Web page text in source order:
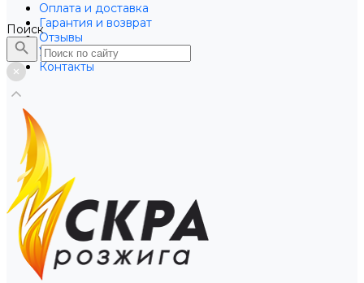
Оплата и доставка
Гарантия и возврат
Отзывы
Услуги
Контакты
Поиск